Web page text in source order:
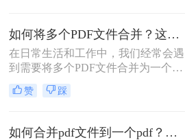
如何将多个PDF文件合并？这两个高效方法帮你解决！
在日常生活和工作中，我们经常会遇
到需要将多个PDF文件合并为一个的
情况，以便于查阅、分享或存档。那
么如何将多个PDF文件合并呢？本文
赞 踩
如何合并pdf文件到一个pdf？分享三种不同的方法来帮助您轻松合并！